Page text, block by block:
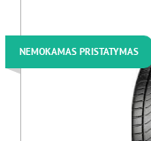
NEMOKAMAS PRISTATYMAS